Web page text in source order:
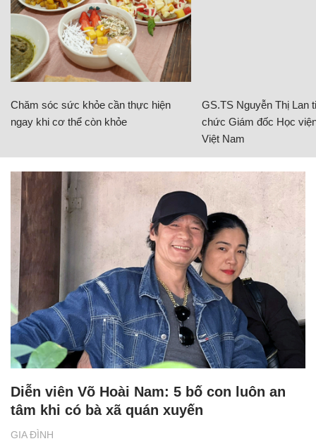
Chăm sóc sức khỏe cần thực hiện
ngay khi cơ thể còn khỏe
GS.TS Nguyễn Thị Lan
chức Giám đốc Học
Việt Nam
GIA ĐÌNH
Diễn viên Võ Hoài Nam: 5 bố con luôn an
tâm khi có bà xã quán xuyến